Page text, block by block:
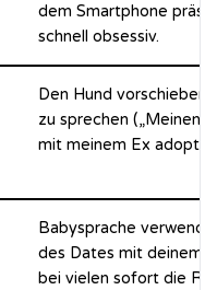
dem Smartphone
schnell obsessiv.
Den Hund
zu sprechen („Meinen
mit meinem Ex
Babysprache
des Dates mit deinem
bei vielen sofort die